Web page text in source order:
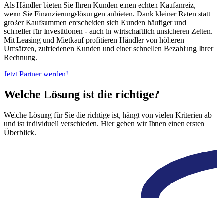
Als Händler bieten Sie Ihren Kunden einen echten Kaufanreiz,
wenn Sie Finanzierungslösungen anbieten. Dank kleiner Raten statt
großer Kaufsummen entscheiden sich Kunden häufiger und
schneller für Investitionen - auch in wirtschaftlich unsicheren Zeiten.
Mit Leasing und Mietkauf profitieren Händler von höheren
Umsätzen, zufriedenen Kunden und einer schnellen Bezahlung Ihrer
Rechnung.
Jetzt Partner werden!
Welche Lösung ist die richtige?
Welche Lösung für Sie die richtige ist, hängt von vielen Kriterien ab
und ist individuell verschieden. Hier geben wir Ihnen einen ersten
Überblick.